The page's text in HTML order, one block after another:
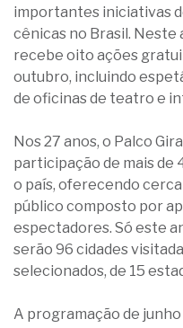
importantes iniciativas
cênicas no Brasil. Neste
recebe oito ações
outubro, incluindo
de oficinas de teatro e
Nos 27 anos, o Palco
participação de mais de
o país, oferecendo
público composto por
espectadores. Só este
serão 96 cidades
selecionados, de 15
A programação de